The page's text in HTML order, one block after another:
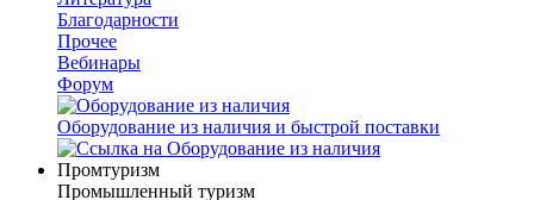
Благодарности
Прочее
Вебинары
Форум
Оборудование из наличия и быстрой поставки
Промтуризм
Промышленный туризм